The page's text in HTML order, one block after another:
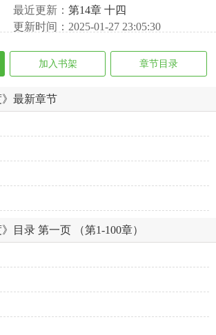
最近更新： 第14章 十四
更新时间：2025-01-27 23:05:30
加入书架 章节目录
》最新章节
目录 第一页 （第1-100章）